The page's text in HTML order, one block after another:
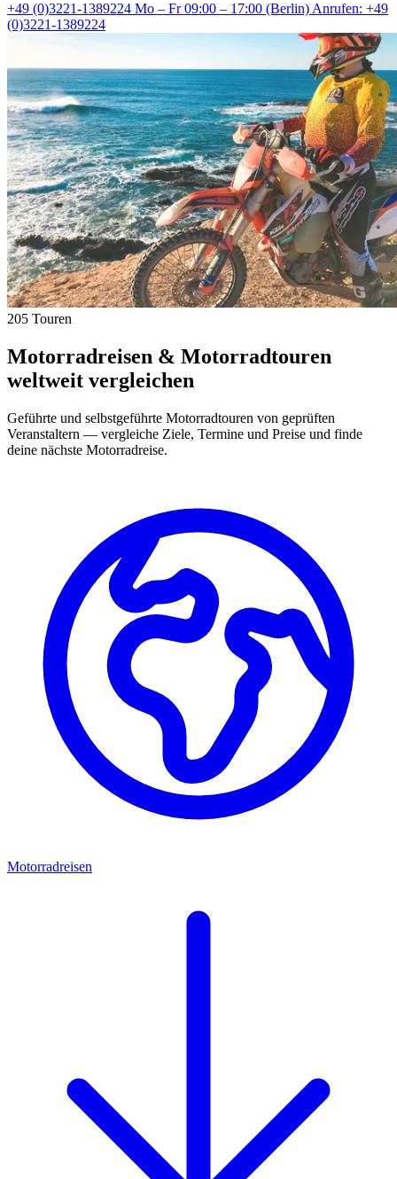
+49 (0)3221-1389224 Mo – Fr 09:00 – 17:00 (Berlin)Anrufen: +49
(0)3221-1389224
205 Touren
Motorradreisen & Motorradtouren
weltweit vergleichen
Geführte und selbstgeführte Motorradtouren von geprüften
Veranstaltern — vergleiche Ziele, Termine und Preise und finde
deine nächste Motorradreise.
Motorradreisen